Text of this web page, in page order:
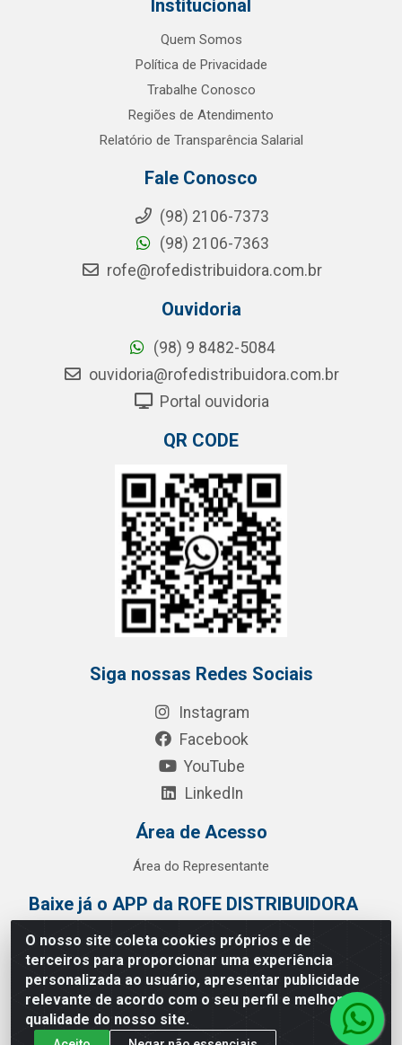
O nosso site coleta cookies próprios e de
terceiros para proporcionar uma experiência
personalizada ao usuário, apresentar publicidade
relevante de acordo com o seu perfil e melhorar a
qualidade do nosso site.
Institucional
Quem Somos
Política de Privacidade
Trabalhe Conosco
Regiões de Atendimento
Relatório de Transparência Salarial
Fale Conosco
(98) 2106-7373
(98) 2106-7363
rofe@rofedistribuidora.com.br
Ouvidoria
(98) 9 8482-5084
ouvidoria@rofedistribuidora.com.br
Portal ouvidoria
QR CODE
Siga nossas Redes Sociais
Instagram
Facebook
YouTube
LinkedIn
Área de Acesso
Área do Representante
Baixe já o APP da ROFE DISTRIBUIDORA